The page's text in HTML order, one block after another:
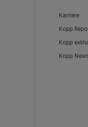
Karriere
Kopp
Kopp
Kopp